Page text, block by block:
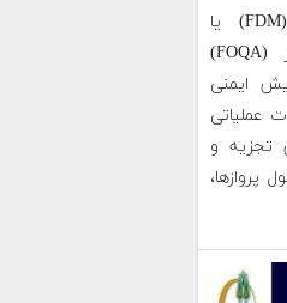
مانیتورینگ داده‌های پرواز (FDM) یا
تضمین کیفیت عملکرد پرواز (FOQA)
ایمنی
عملیاتی
تجزیه و
پروازها،